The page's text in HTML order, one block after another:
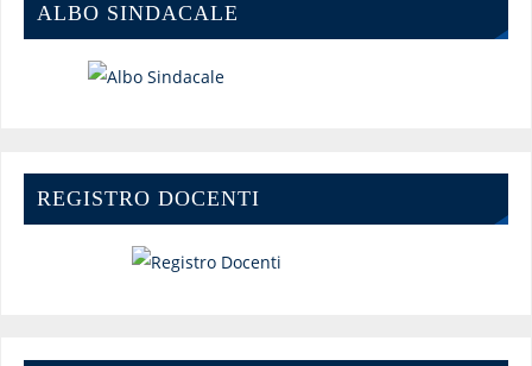
ALBO SINDACALE
REGISTRO DOCENTI